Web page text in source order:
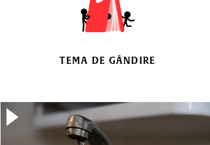
TEMA DE GÂNDIRE